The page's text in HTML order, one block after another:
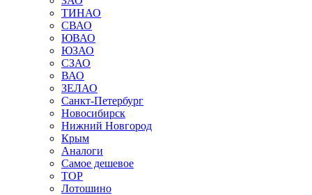
ТИНАО
СВАО
ЮВАО
ЮЗАО
СЗАО
ВАО
ЗЕЛАО
Санкт-Петербург
Новосибирск
Нижний Новгород
Крым
Аналоги
Самое дешевое
TOP
Лотошино